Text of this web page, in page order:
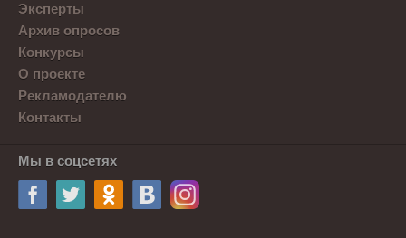
Эксперты
Архив опросов
Конкурсы
О проекте
Рекламодателю
Контакты
Мы в соцсетях